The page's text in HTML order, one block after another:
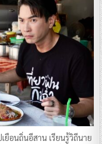
อนถิ่นอีสาน เรียนรู้วิถีนาย